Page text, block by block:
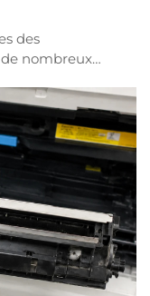
des
nombreux
le module
critiques de
rôle essentiel